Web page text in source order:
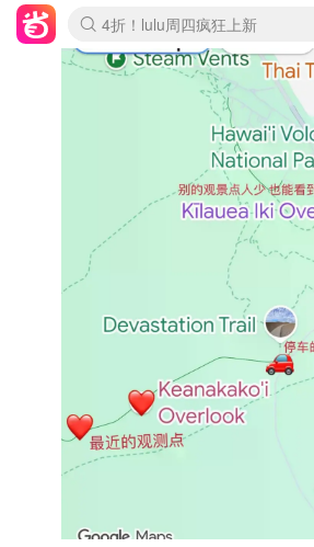
Boticinal 夏促开抢！
4折！lulu周四疯狂上新
还没结束！&OtherStories大促
Joybuy变相75折 随时失效
速领！Stanley独家85折
疑似霸哥！Camper额外叠85折
Zalando 奥莱闪促！每日更新
Moncler反季囤！5折起+叠9折
Coach Brooklyn仅€192